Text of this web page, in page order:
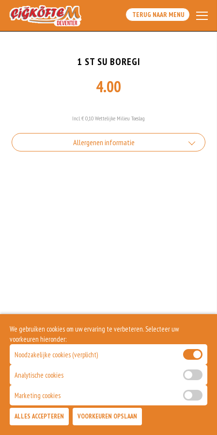
TERUG NAAR MENU
1 ST SU BOREGI
4.00
Incl. € 0,10 Wettelijke Milieu Toeslag
Allergenen informatie
We gebruiken cookies om uw ervaring te verbeteren. Selecteer uw
voorkeuren hieronder:
Noodzakelijke cookies (verplicht)
Analytische cookies
Marketing cookies
ALLES ACCEPTEREN VOORKEUREN OPSLAAN